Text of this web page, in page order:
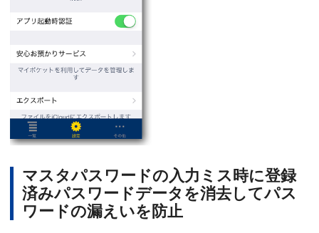
マスタパスワードの入力ミス時に登録
済みパスワードデータを消去してパス
ワードの漏えいを防止